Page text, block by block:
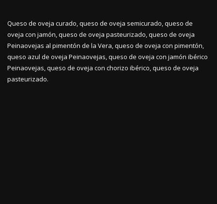
Queso de oveja curado, queso de oveja semicurado, queso de
oveja con jamón, queso de oveja pasteurizado, queso de oveja
Peinaovejas al pimentón de la Vera, queso de oveja con pimentón,
queso azul de oveja Peinaovejas, queso de oveja con jamón ibérico
Peinaovejas, queso de oveja con chorizo ibérico, queso de oveja
pasteurizado.